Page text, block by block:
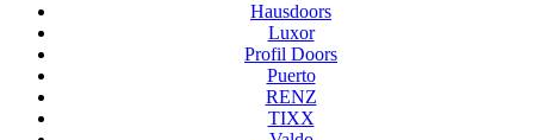
Hausdoors
Luxor
Profil Doors
Puerto
RENZ
TIXX